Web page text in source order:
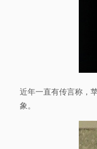
近年一直有传言称，
象。